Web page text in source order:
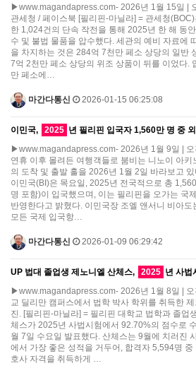
▶www.magandapress.com- 2026년 1월 15일 |
관세청 / 페이스북 [필리핀-마닐라] = 관세청
한 1,024건의 단속 작전을 통해 2025년 한 해 동
수 및 불법 물품을 압수했다. 세관의 예비 자료에
을 차지하는 것은 284억 7천만 페소 상당의 일반
7억 2천만 페소 상당의 위조 상품이 뒤를 이었다.
만 페소에…
마간다통신 2026-01-15 06:25:08
이민국, 2025 년 필리핀 입국자 1,560만 명 중
▶www.magandapress.com- 2026년 1월 9일 | 오
연휴 이후 몰려든 여행객들로 붐비는 니노이 아
의 도착 및 출발 홀을 2026년 1월 2일 바라보고
이민국(BI)은 목요일, 2025년 전국적으로 총
명 포함)이 입국했으며, 이는 필리핀을 오가는 국
반영한다고 밝혔다. 이민국장 조엘 앤서니 비아
모든 국제 입국항…
마간다통신 2026-01-09 06:29:42
UP 법대 졸업생 제노니엘 산체스, 2025 년 사법
▶www.magandapress.com- 2026년 1월 8일 |
교 딜리만 캠퍼스에서 법학 박사 학위를 취득한
진. [필리핀-마닐라] = 필리핀 대학교 법학과 졸업
체스가 2025년 사법시험에서 92.70%의 점수로
월 7일 수요일 발표했다. 산체스는 9월에 치러진
에서 가장 좋은 성적을 거두어, 합격자 5,594명
호사 자격을 취득하게 …